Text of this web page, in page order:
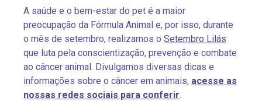
A saúde e o bem-estar do pet é a maior
preocupação da Fórmula Animal e, por isso, durante
o mês de setembro, realizamos o Setembro Lilás
que luta pela conscientização, prevenção e combate
ao câncer animal. Divulgamos diversas dicas e
informações sobre o câncer em animais, acesse as
nossas redes sociais para conferir.